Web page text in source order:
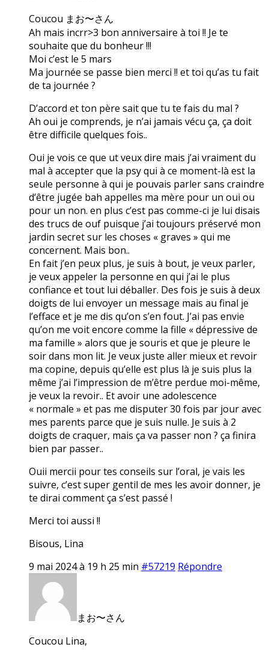
Coucou まお〜さん
Ah mais incrr>3 bon anniversaire à toi !! Je te
souhaite que du bonheur !!!
Moi c’est le 5 mars
Ma journée se passe bien merci !! et toi qu’as tu fait
de ta journée ?
D’accord et ton père sait que tu te fais du mal ?
Ah oui je comprends, je n’ai jamais vécu ça, ça doit
être difficile quelques fois..
Oui je vois ce que ut veux dire mais j’ai vraiment du
mal à accepter que la psy qui à ce moment-là est la
seule personne à qui je pouvais parler sans craindre
d’être jugée bah appelles ma mère pour un oui ou
pour un non. en plus c’est pas comme-ci je lui disais
des trucs de ouf puisque j’ai toujours préservé mon
jardin secret sur les choses « graves » qui me
concernent. Mais bon..
En fait j’en peux plus, je suis à bout, je veux parler,
je veux appeler la personne en qui j’ai le plus
confiance et tout lui déballer. Des fois je suis à deux
doigts de lui envoyer un message mais au final je
l’efface et je me dis qu’on s’en fout. J’ai pas envie
qu’on me voit encore comme la fille « dépressive de
ma famille » alors que je souris et que je pleure le
soir dans mon lit. Je veux juste aller mieux et revoir
ma copine, depuis qu’elle est plus là je suis plus la
même j’ai l’impression de m’être perdue moi-même,
je veux la revoir.. Et avoir une adolescence
« normale » et pas me disputer 30 fois par jour avec
mes parents parce que je suis nulle. Je suis à 2
doigts de craquer, mais ça va passer non ? ça finira
bien par passer..
Ouii mercii pour tes conseils sur l’oral, je vais les
suivre, c’est super gentil de mes les avoir donner, je
te dirai comment ça s’est passé !
Merci toi aussi !!
Bisous, Lina
9 mai 2024 à 19 h 25 min #57219 Répondre
まお〜さん
Coucou Lina,